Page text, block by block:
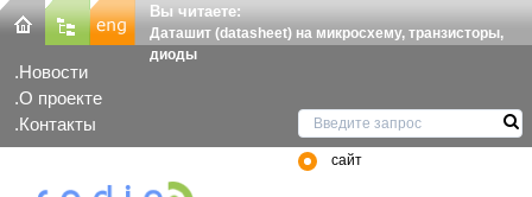
Вы читаете:
Даташит (datasheet) на микросхему, транзисторы,
диоды
Новости
О проекте
Контакты
сайт